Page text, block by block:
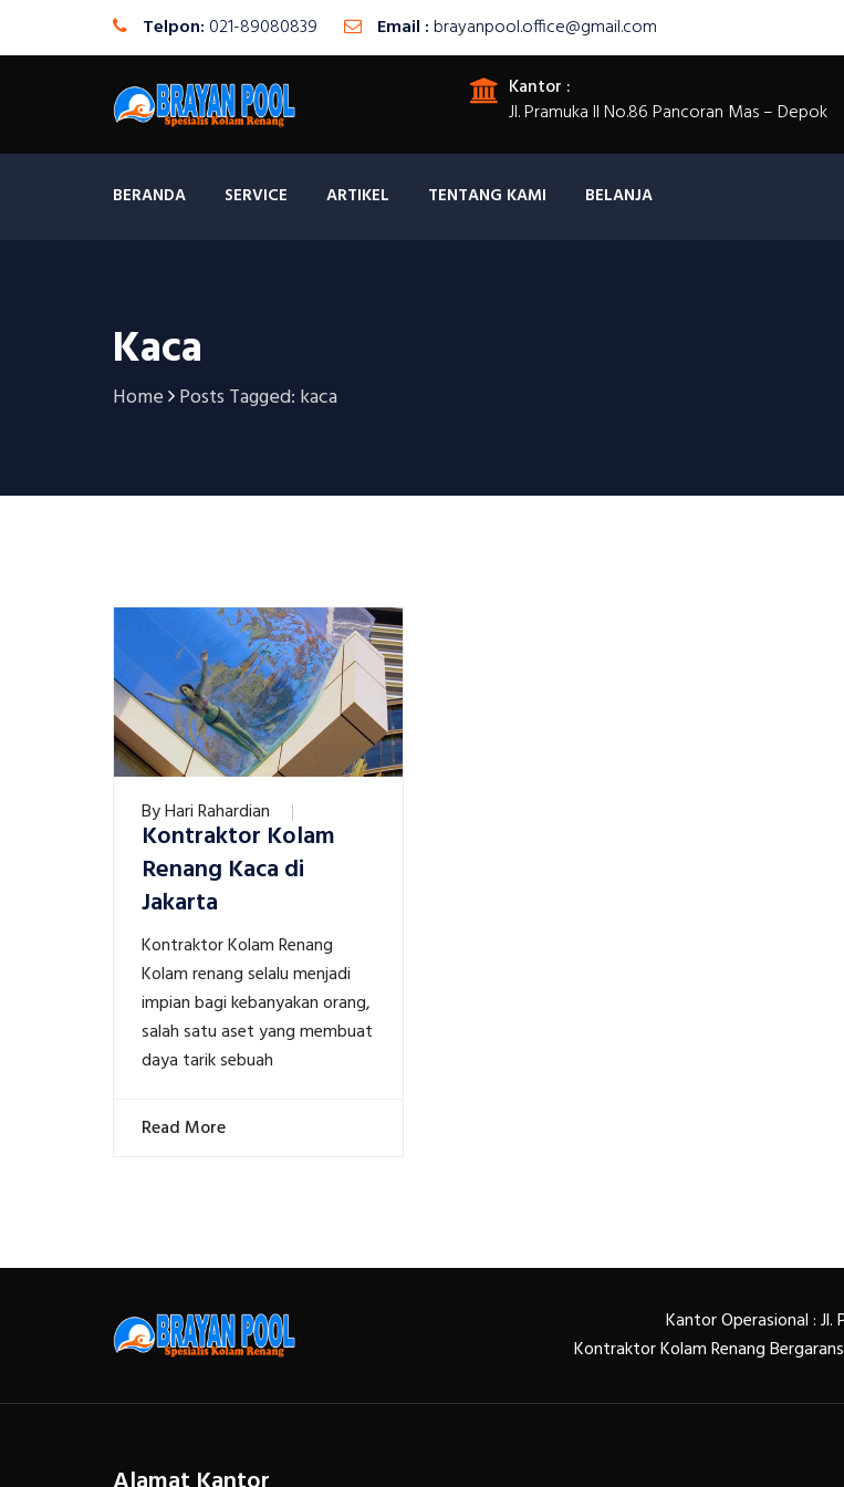
Telpon: 021-89080839 Email :brayanpool.office@gmail.com
Kantor :
Jl. Pramuka II No.86 Pancoran Mas – Depok
BERANDA SERVICE ARTIKEL TENTANG KAMI BELANJA
Kaca
Home Posts Tagged: kaca
ByHari Rahardian
Kontraktor Kolam
Renang Kaca di
Jakarta
Kontraktor Kolam Renang
Kolam renang selalu menjadi
impian bagi kebanyakan orang,
salah satu aset yang membuat
daya tarik sebuah
Read More
Kantor Operasional : Jl.
Kontraktor Kolam Renang